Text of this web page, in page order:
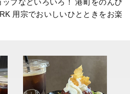
プなどいろいろ！ 港町をのんび
用宗でおいしいひとときをお楽